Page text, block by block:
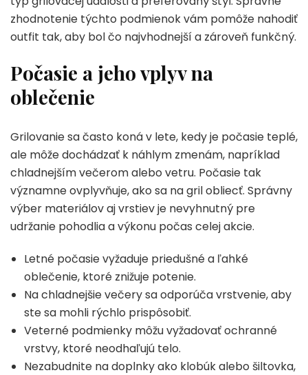
zhodnotenie týchto podmienok vám pomôže nahodiť
outfit tak, aby bol čo najvhodnejší a zároveň funkčný.
Počasie a jeho vplyv na
oblečenie
Grilovanie sa často koná v lete, kedy je počasie teplé,
ale môže dochádzať k náhlym zmenám, napríklad
chladnejším večerom alebo vetru. Počasie tak
významne ovplyvňuje, ako sa na gril obliecť. Správny
výber materiálov aj vrstiev je nevyhnutný pre
udržanie pohodlia a výkonu počas celej akcie.
Letné počasie vyžaduje priedušné a ľahké
oblečenie, ktoré znižuje potenie.
Na chladnejšie večery sa odporúča vrstvenie, aby
ste sa mohli rýchlo prispôsobiť.
Veterné podmienky môžu vyžadovať ochranné
vrstvy, ktoré neodhaľujú telo.
Nezabudnite na doplnky ako klobúk alebo šiltovka,